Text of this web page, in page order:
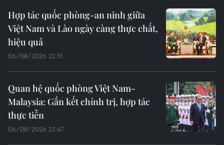
Hợp tác quốc phòng-an ninh giữa
Việt Nam và Lào ngày càng thực chất,
hiệu quả
06/08/2026 22:51
Quan hệ quốc phòng Việt Nam-
Malaysia: Gắn kết chính trị, hợp tác
thực tiễn
06/08/2026 22:47